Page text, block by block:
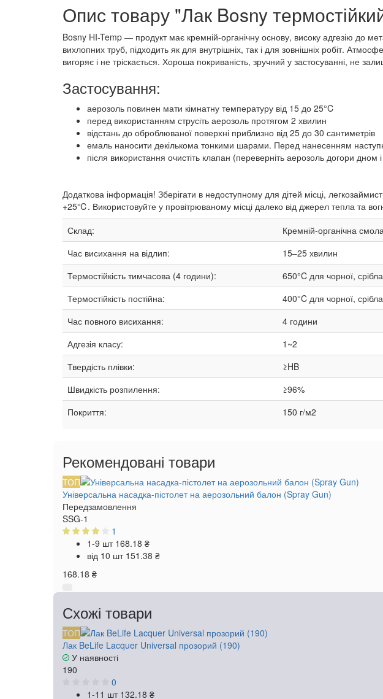
Опис товару "Лак Bosny
Bosny HI-Temp — продукт має кремній-органічну основу, високу адгезію до
вихлопних труб, підходить як для внутрішніх, так і для зовнішніх робіт.
вигоряє і не тріскається. Хороша покриваність, зручний у застосуванні, не
Застосування:
аерозоль повинен мати кімнатну температуру від 15 до 25°C
перед використанням струсіть аерозоль протягом 2 хвилин
відстань до оброблюваної поверхні приблизно від 25 до 30 сантиметрів
емаль наносити декількома тонкими шарами. Перед нанесенням
після використання очистіть клапан (переверніть аерозоль догори
Додаткова інформація! Зберігати в недоступному для дітей місці,
+25℃. Використовуйте у провітрюваному місці далеко від джерел тепла та
Склад:
Кремній-органічна
Час висихання на відлип:
15–25 хвилин
Термостійкість тимчасова (4 години):
650°C для чорної,
Термостійкість постійна:
400°C для чорної,
Час повного висихання:
4 години
Адгезія класу:
1~2
Твердість плівки:
≥HB
Швидкість розпилення:
≥96%
Покриття:
150 г/м2
Рекомендовані товари
ТОП
Універсальна насадка-пістолет на аерозольний балон (Spray Gun)
Передзамовлення
SSG-1
1
1-9 шт 168.18 ₴
від 10 шт 151.38 ₴
168.18 ₴
Схожі товари
ТОП
Лак BeLife Lacquer Universal прозорий (190)
У наявності
190
0
1-11 шт 132.18 ₴